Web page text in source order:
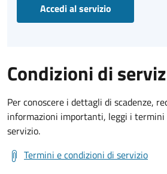
Accedi al servizio
Condizioni di
Per conoscere i dettagli di scadenze,
informazioni importanti, leggi i termini
servizio.
Termini e condizioni di servizio